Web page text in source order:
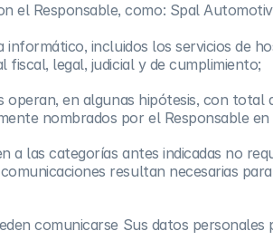
Responsable, como: Spal
incluidos los servicios de
legal, judicial y de cumplimiento;
operan, en algunas hipótesis, con
nombrados por el Responsable
a las categorías antes indicadas no
resultan necesarias
comunicarse Sus datos personales